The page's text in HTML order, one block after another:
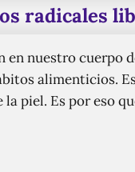
radicales
nuestro cuerpo
alimenticios.
piel. Es por eso